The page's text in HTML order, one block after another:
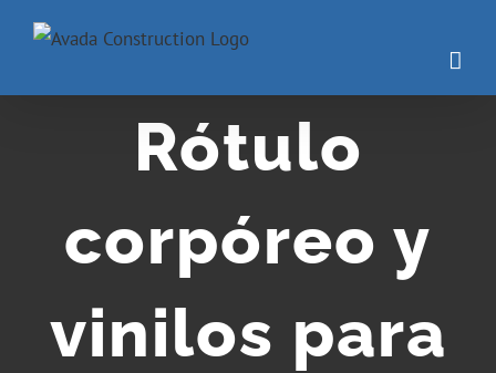
Rótulo
corpóreo y
vinilos para